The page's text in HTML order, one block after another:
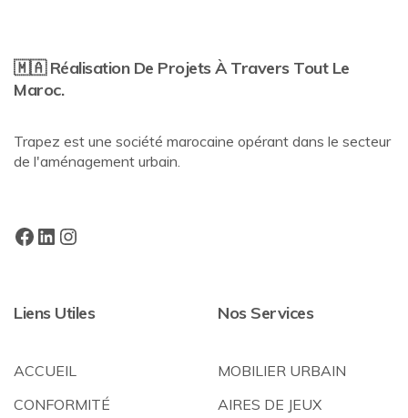
🇲🇦 Réalisation De Projets À Travers Tout Le
Maroc.
Trapez est une société marocaine opérant dans le secteur
de l'aménagement urbain.
Liens Utiles
ACCUEIL
CONFORMITÉ
Nos Services
MOBILIER URBAIN
AIRES DE JEUX